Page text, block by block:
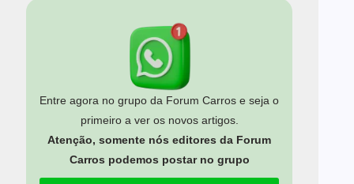
Entre agora no grupo da Forum Carros e seja o
primeiro a ver os novos artigos.
Atenção, somente nós editores da Forum
Carros podemos postar no grupo